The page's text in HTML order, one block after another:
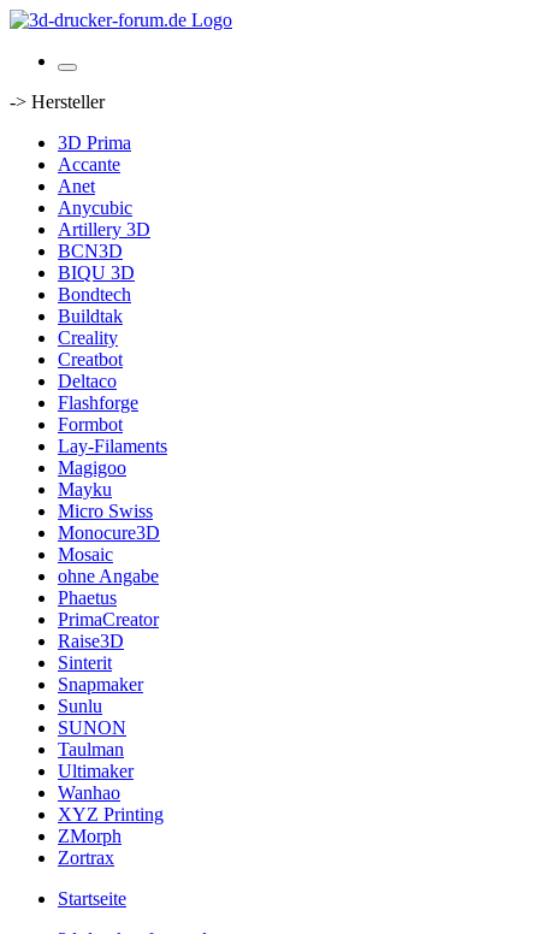
-> Hersteller
3D Prima
Accante
Anet
Anycubic
Artillery 3D
BCN3D
BIQU 3D
Bondtech
Buildtak
Creality
Creatbot
Deltaco
Flashforge
Formbot
Lay-Filaments
Magigoo
Mayku
Micro Swiss
Monocure3D
Mosaic
ohne Angabe
Phaetus
PrimaCreator
Raise3D
Sinterit
Snapmaker
Sunlu
SUNON
Taulman
Ultimaker
Wanhao
XYZ Printing
ZMorph
Zortrax
Startseite